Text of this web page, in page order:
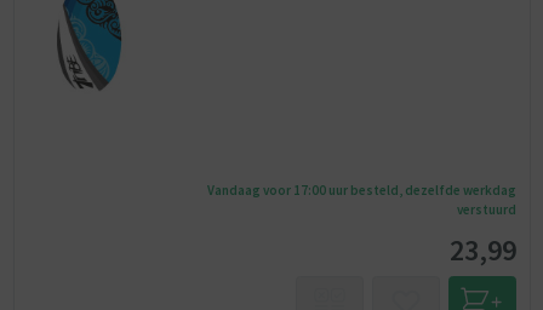
Vandaag voor 17:00 uur besteld, dezelfde werkdag
verstuurd
23,99